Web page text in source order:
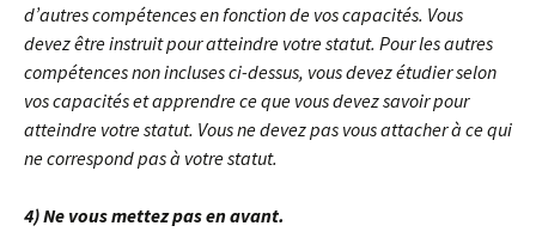
d’autres compétences en fonction de vos capacités. Vous
devez être instruit pour atteindre votre statut. Pour les autres
compétences non incluses ci-dessus, vous devez étudier selon
vos capacités et apprendre ce que vous devez savoir pour
atteindre votre statut. Vous ne devez pas vous attacher à ce qui
ne correspond pas à votre statut.
4) Ne vous mettez pas en avant.